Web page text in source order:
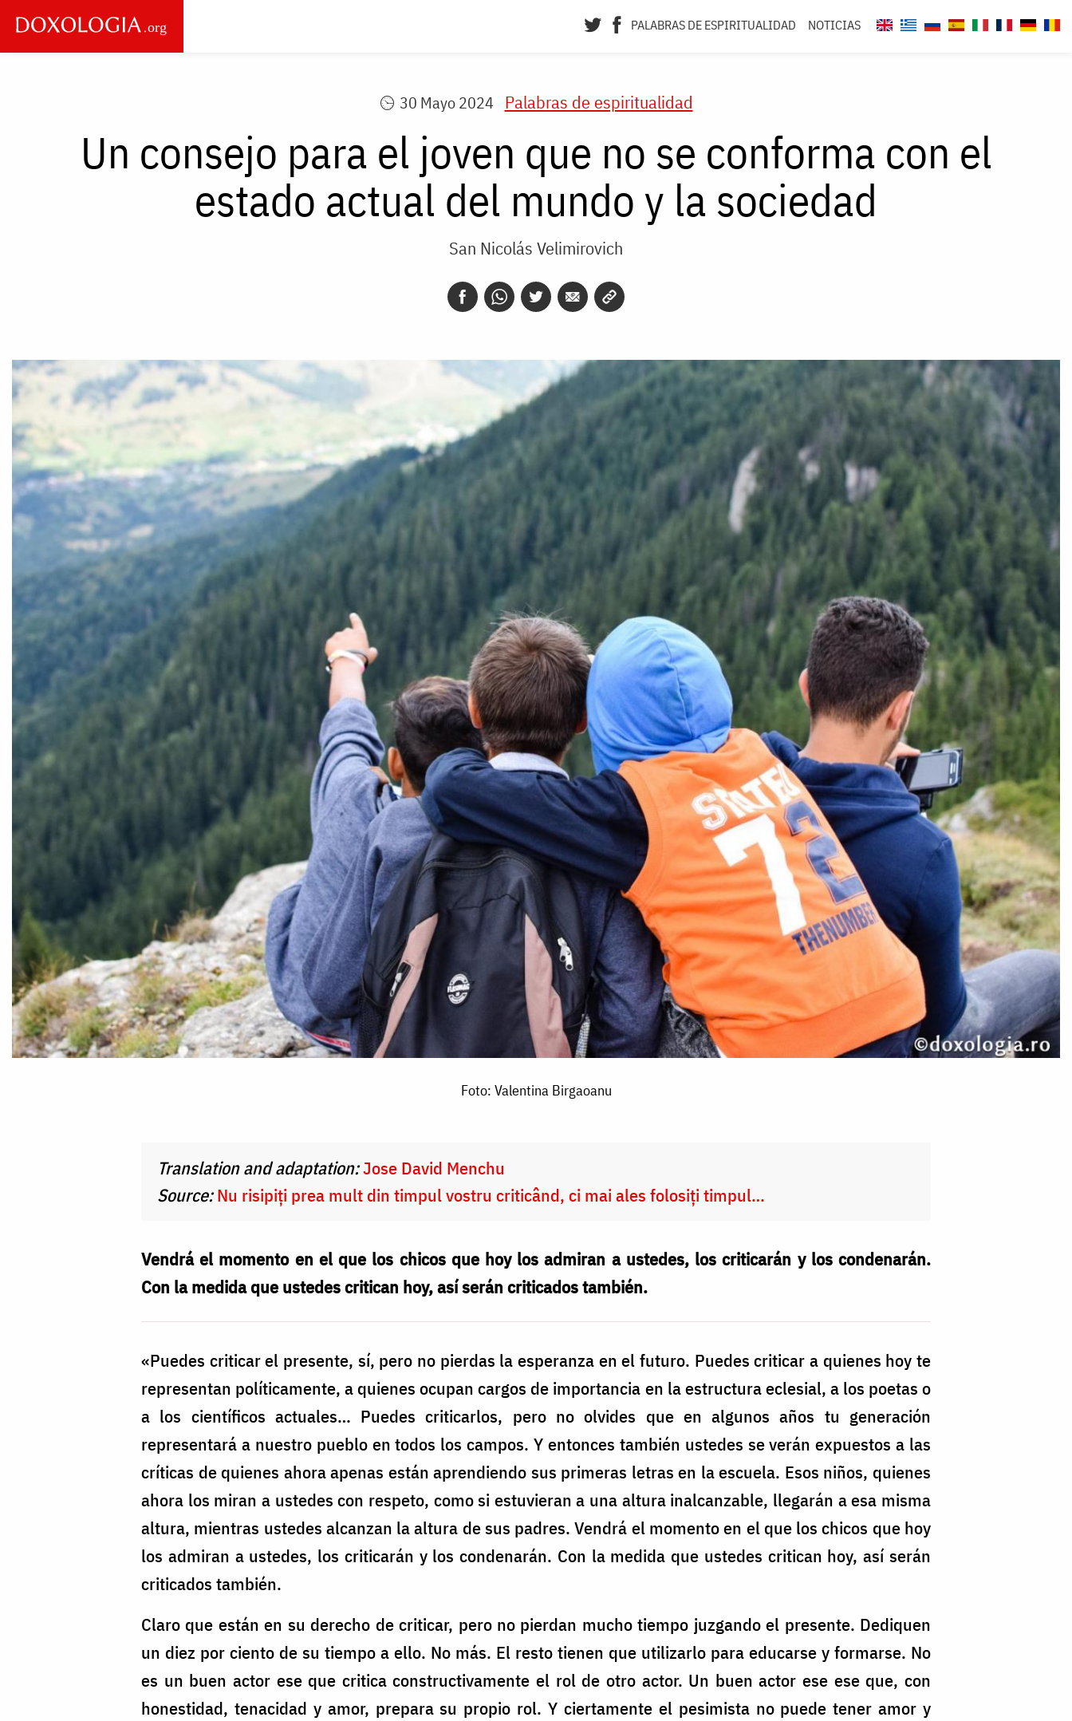
PALABRAS DE ESPIRITUALIDAD NOTICIAS
30 Mayo 2024 Palabras de espiritualidad
Un consejo para el joven que no se conforma con el
estado actual del mundo y la sociedad
San Nicolás Velimirovich
Foto: Valentina Birgaoanu
Translation and adaptation:Jose David Menchu
Source:Nu risipiți prea mult din timpul vostru criticând, ci mai ales folosiți timpul…
Vendrá el momento en el que los chicos que hoy los admiran a ustedes, los criticarán y los condenarán.
Con la medida que ustedes critican hoy, así serán criticados también.
«Puedes criticar el presente, sí, pero no pierdas la esperanza en el futuro. Puedes criticar a quienes hoy te
representan políticamente, a quienes ocupan cargos de importancia en la estructura eclesial, a los poetas o
a los científicos actuales… Puedes criticarlos, pero no olvides que en algunos años tu generación
representará a nuestro pueblo en todos los campos. Y entonces también ustedes se verán expuestos a las
críticas de quienes ahora apenas están aprendiendo sus primeras letras en la escuela. Esos niños, quienes
ahora los miran a ustedes con respeto, como si estuvieran a una altura inalcanzable, llegarán a esa misma
altura, mientras ustedes alcanzan la altura de sus padres. Vendrá el momento en el que los chicos que hoy
los admiran a ustedes, los criticarán y los condenarán. Con la medida que ustedes critican hoy, así serán
criticados también.
Claro que están en su derecho de criticar, pero no pierdan mucho tiempo juzgando el presente. Dediquen
un diez por ciento de su tiempo a ello. No más. El resto tienen que utilizarlo para educarse y formarse. No
es un buen actor ese que critica constructivamente el rol de otro actor. Un buen actor ese ese que, con
honestidad, tenacidad y amor, prepara su propio rol. Y ciertamente el pesimista no puede tener amor y